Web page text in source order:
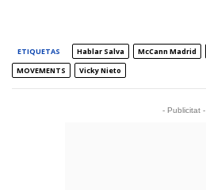
ETIQUETAS Hablar Salva McCann Madrid
MOVEMENTS
Vicky Nieto
- Publicitat -